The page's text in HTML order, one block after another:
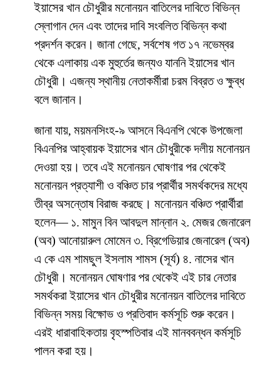
ইয়াসের খান চৌধুরীর মনোনয়ন বাতিলের দাবিতে বিভিন্ন
স্লোগান দেন এবং তাদের দাবি সংবলিত বিভিন্ন কথা
প্রদর্শন করেন। জানা গেছে, সর্বশেষ গত ১৭ নভেম্বর
থেকে এলাকায় এক মুহুর্তের জন্যও যাননি ইয়াসের খান
চৌধুরী। এজন্য স্থানীয় নেতাকর্মীরা চরম বিব্রত ও ক্ষুব্ধ
বলে জানান।
জানা যায়, ময়মনসিংহ-৯ আসনে বিএনপি থেকে উপজেলা
বিএনপির আহ্বায়ক ইয়াসের খান চৌধুরীকে দলীয় মনোনয়ন
দেওয়া হয়। তবে এই মনোনয়ন ঘোষণার পর থেকেই
মনোনয়ন প্রত্যাশী ও বঞ্চিত চার প্রার্থীর সমর্থকদের মধ্যে
তীব্র অসন্তোষ বিরাজ করছে। মনোনয়ন বঞ্চিত প্রার্থীরা
হলেন— ১. মামুন বিন আবদুল মান্নান ২. মেজর জেনারেল
(অব) আনোয়ারুল মোমেন ৩. ব্রিগেডিয়ার জেনারেল (অব)
এ কে এম শামছুল ইসলাম শামস (সূর্য) ৪. নাসের খান
চৌধুরী। মনোনয়ন ঘোষণার পর থেকেই এই চার নেতার
সমর্থকরা ইয়াসের খান চৌধুরীর মনোনয়ন বাতিলের দাবিতে
বিভিন্ন সময় বিক্ষোভ ও প্রতিবাদ কর্মসূচি শুরু করেন।
এরই ধারাবাহিকতায় বৃহস্পতিবার এই মানববন্ধন কর্মসূচি
পালন করা হয়।